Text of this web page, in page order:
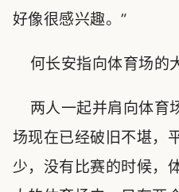
好像很感兴趣。”
何长安指向体育场的
两人一起并肩向体育
场现在已经破旧不堪，
少，没有比赛的时候，